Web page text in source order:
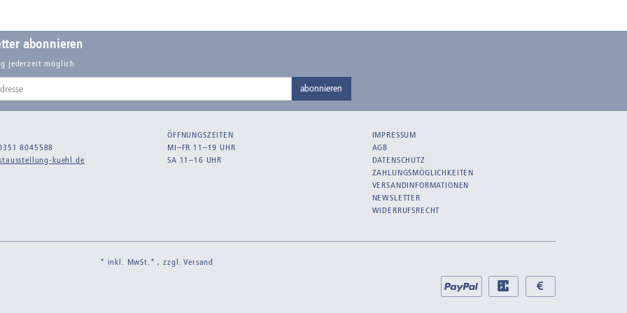
abonnieren
jederzeit möglich
abonnieren
8045588
kuehl.de
ÖFFNUNGSZEITEN
MI–FR 11–19 UHR
SA 11–16 UHR
IMPRESSUM
AGB
DATENSCHUTZ
ZAHLUNGSMÖGLICHKEITEN
VERSANDINFORMATIONEN
NEWSLETTER
WIDERRUFSRECHT
* inkl. MwSt.* , zzgl.Versand
Bei
uns
PayPal
bei
bei